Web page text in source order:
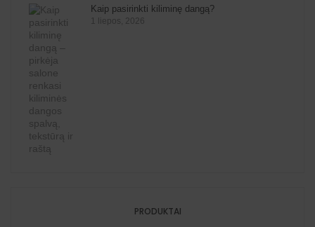
Kaip pasirinkti kiliminę dangą?
1 liepos, 2026
PRODUKTAI